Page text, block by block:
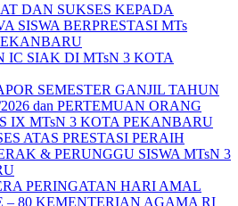
DAN SUKSES KEPADA
SISWA BERPRESTASI MTs
IC SIAK DI MTsN 3 KOTA
SEMESTER GANJIL TAHUN
dan PERTEMUAN ORANG
IX MTsN 3 KOTA PEKANBARU
ATAS PRESTASI PERAIH
& PERUNGGU SISWA MTsN 3
PERINGATAN HARI AMAL
80 KEMENTERIAN AGAMA RI